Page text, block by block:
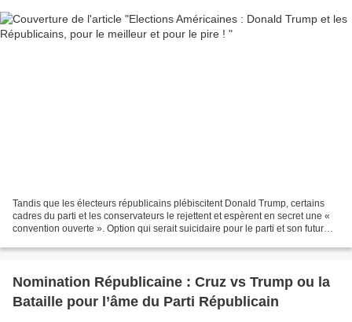
Tandis que les électeurs républicains plébiscitent Donald Trump, certains
cadres du parti et les conservateurs le rejettent et espèrent en secret une «
convention ouverte ». Option qui serait suicidaire pour le parti et son futur
Nomination Républicaine : Cruz vs Trump ou la
Bataille pour l’âme du Parti Républicain